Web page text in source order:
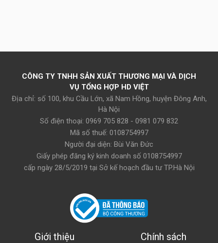
CÔNG TY TNHH SẢN XUẤT THƯƠNG MẠI VÀ DỊCH
VỤ TỔNG HỢP HD VIỆT
Địa chỉ: số 100, khu Cầu Lớn, xã Nam Hồng, huyện Đông Anh,
Hà Nội
Số điện thoại: 0969 705 828 - 0981 079 832
Mã số thuế: 0108754997
Người đại diện: Bùi Văn Đức
Giấy phép đăng ký kinh doanh số 0108754997
cấp ngày 28/5/2019 tại Sở kế hoạch đầu tư TP.Hà Nội
Giới thiệu Chính sách